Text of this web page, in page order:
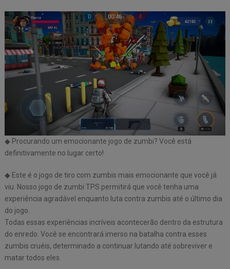
◆ Procurando um emocionante jogo de zumbi? Você está
definitivamente no lugar certo!
◆ Este é o jogo de tiro com zumbis mais emocionante que você já
viu. Nosso jogo de zumbi TPS permitirá que você tenha uma
experiência agradável enquanto luta contra zumbis até o último dia
do jogo.
Todas essas experiências incríveis acontecerão dentro da estrutura
do enredo. Você se encontrará imerso na batalha contra esses
zumbis cruéis, determinado a continuar lutando até sobreviver e
matar todos eles.